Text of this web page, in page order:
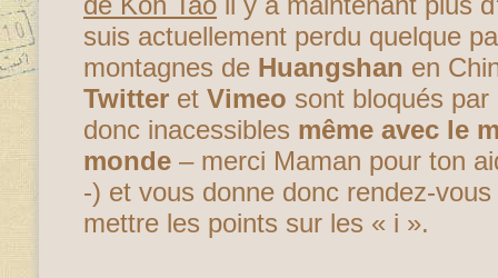
suis actuellement perdu quelque
montagnes de Huangshan en
Twitter et Vimeo sont bloqués
donc inacessibles même avec le
monde – merci Maman pour ton
-) et vous donne donc rendez-vous
mettre les points sur les « i ».